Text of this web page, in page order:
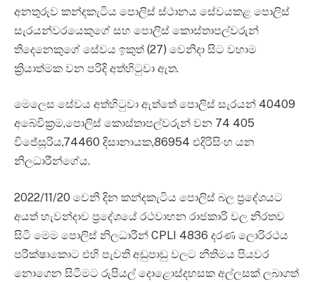
අනතුරුව කන්දකැටිය පොලිස් ස්ථානය සේවයකළ පොලිස්
සැරයන්වරයෙකුගේ සහ පොලිස් කොස්තාපල්වරුන්
තිදෙනෙකුගේ සේවය ඉකුත් (27) වෙනිදා සිට වහාම
ක්‍රියාත්මක වන පරිදි අත්හිටුවා ඇත.
මෙලෙස සේවය අත්හිටුවා ඇත්තේ පොලිස් සැරයන් 40409
අබේවික්‍රම,පොලිස් කොස්තාපල්වරුන් වන 74 405
විජේසූරිය,74460 දිසානායක,86954 එදිරිසිංහ යන
නිලධාරීන්ගේය.
2022/11/20 වෙනි දින කන්දකැටිය පොලිස් බල ප්‍රදේශයට
අයත් හැවන්දාව ප්‍රදේශයේ රථවාහන රාජකාරි වල නිරතව
සිටි මෙම පොලිස් නිලධාරීන් CPLI 4836 දරණ ලොරිරථය
පරීක්ෂාකොට එහි පැවති අඩුපාඩු වලට නීතිමය පියවර
නොගෙන සිටීමට රුපියල් දොළොස්දහසක අල්ලසක් ලබාගත්